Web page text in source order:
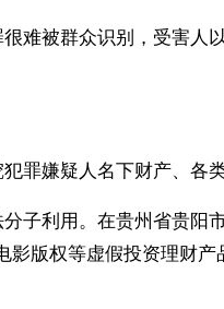
难被群众识别，受害
罪嫌疑人名下财产、各
子利用。在贵州省贵阳
版权等虚假投资理财